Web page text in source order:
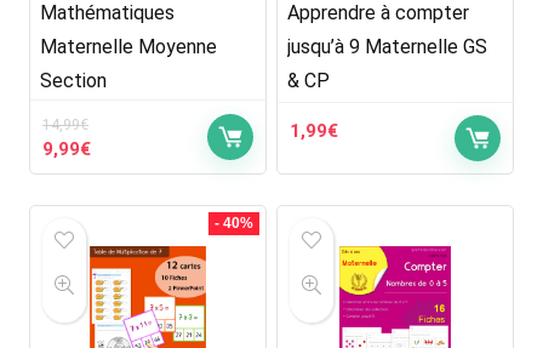
Mathématiques
Maternelle Moyenne
Section
14,99€
Le
prix
14,99€.
9,99€Le
prix
9,99€.
Apprendre à compter
jusqu’à 9 Maternelle GS
& CP
1,99€
- 40%